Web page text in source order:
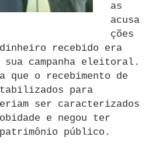
as
acusa
ções
recebido era
sua campanha eleitoral.
que o recebimento de
para
ser caracterizados
e negou ter
patrimônio público.